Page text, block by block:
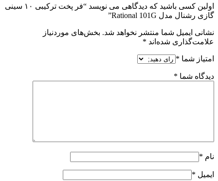
اولین کسی باشید که دیدگاهی می نویسد “فر پخت ترکیبی ۱۰ سینی
گازی رشنال مدل Rational 101G”
نشانی ایمیل شما منتشر نخواهد شد. بخش‌های موردنیاز
علامت‌گذاری شده‌اند *
امتیاز شما *
دیدگاه شما *
نام *
ایمیل *